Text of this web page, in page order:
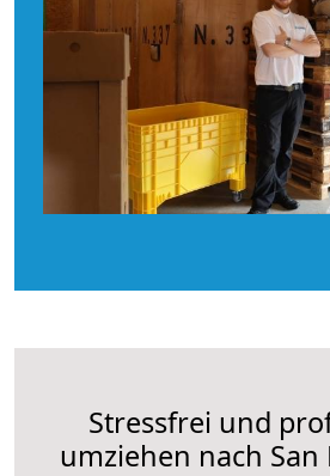
Stressfrei und
umziehen nach